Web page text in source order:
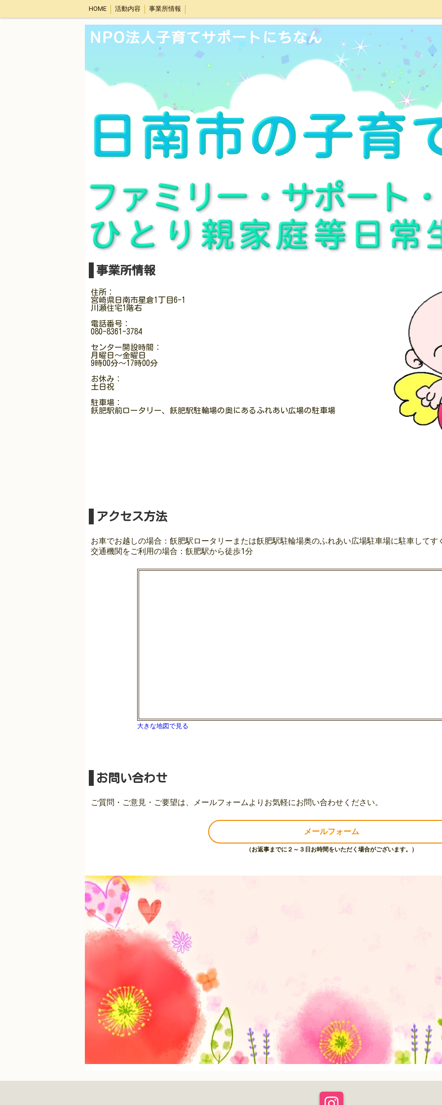
HOME 活動内容 事業所情報
事業所情報
住所：
宮崎県日南市星倉1丁目6-1
川瀬住宅1階右
電話番号：
080-8361-3784
センター開設時間：
月曜日〜金曜日
9時00分～17時00分
お休み：
土日祝
駐車場：
飫肥駅前ロータリー、飫肥駅駐輪場の奥にあるふれあい広場の駐車場
アクセス方法
お車でお越しの場合：飫肥駅ロータリーまたは飫肥駅駐輪場奥のふれあい広場駐車場に駐車してす
交通機関をご利用の場合：飫肥駅から徒歩1分
大きな地図で見る
お問い合わせ
ご質問・ご意見・ご要望は、メールフォームよりお気軽にお問い合わせください。
メールフォーム
（お返事までに２～３日お時間をいただく場合がございます。）